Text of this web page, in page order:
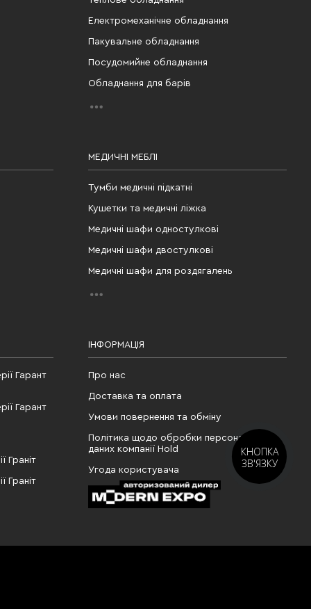
Електромеханічне обладнання
Пакувальне обладнання
Посудомийне обладнання
Обладнання для барів
МЕДИЧНІ МЕБЛІ
Тумби медичні підкатні
Кушетки та медичні ліжка
Медичні шафи одностулкові
Медичні шафи двостулкові
Медичні шафи для роздягалень
Гарант
Гарант
Граніт
Граніт
ІНФОРМАЦІЯ
Про нас
Доставка та оплата
Умови повернення та обміну
Політика щодо обробки персональних
даних компанії Hold
Угода користувача
КНОПКА
ЗВ'ЯЗКУ